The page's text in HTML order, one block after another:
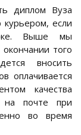
диплом Вуза
если
Выше мы
того
вносить
оплачивается
качества
на почте при
во время